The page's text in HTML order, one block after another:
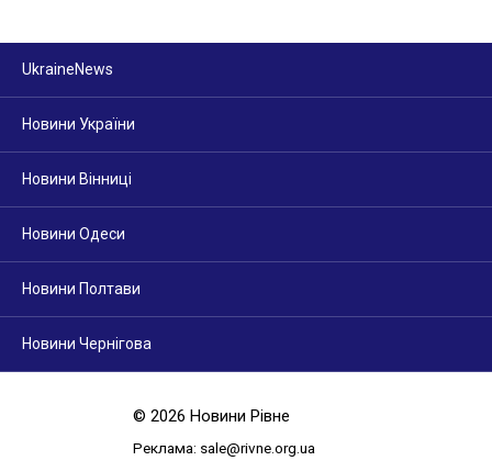
UkraineNews
Новини України
Новини Вінниці
Новини Одеси
Новини Полтави
Новини Чернігова
© 2026 Новини Рівне
Реклама: sale@rivne.org.ua